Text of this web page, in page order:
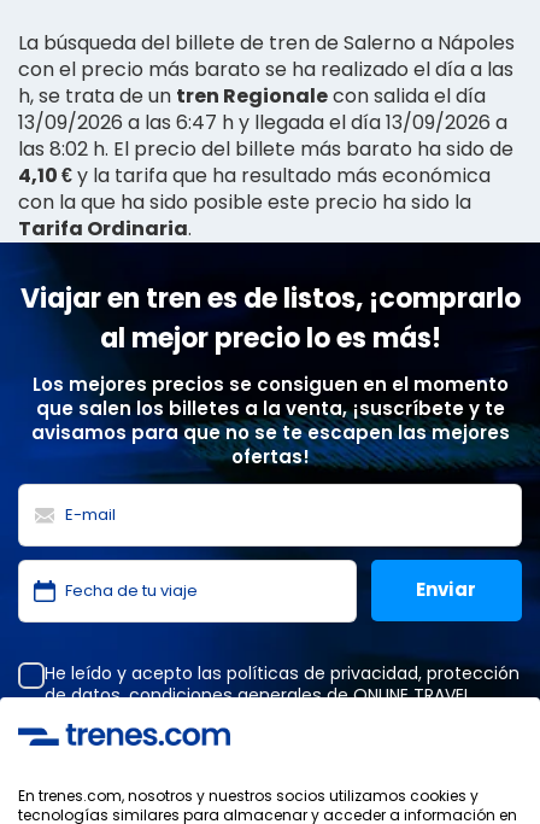
La búsqueda del billete de tren de Salerno a Nápoles
con el precio más barato se ha realizado el día a las
h, se trata de un tren Regionalecon salida el día
13/09/2026 a las 6:47 h y llegada el día 13/09/2026 a
las 8:02 h. El precio del billete más barato ha sido de
4,10 €y la tarifa que ha resultado más económica
con la que ha sido posible este precio ha sido la
Tarifa Ordinaria.
Viajar en tren es de listos, ¡comprarlo
al mejor precio lo es más!
Los mejores precios se consiguen en el momento
que salen los billetes a la venta, ¡suscríbete y te
avisamos para que no se te escapen las mejores
ofertas!
He leído y acepto las políticas de privacidad, protección
de datos,condiciones generalesde ONLINE TRAVEL
En trenes.com, nosotros y nuestros socios utilizamos cookies y
tecnologías similares para almacenar y acceder a información en